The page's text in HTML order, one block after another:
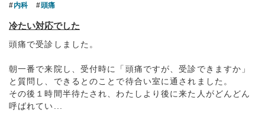
内科 頭痛
冷たい対応でした
頭痛で受診しました。
朝一番で来院し、受付時に「頭痛ですが、受診できますか」
と質問し、できるとのことで待合い室に通されました。
その後１時間半待たされ、わたしより後に来た人がどんどん
呼ばれてい...